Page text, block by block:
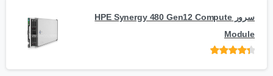
سرور HPE Synergy 480 Gen12 Compute
Module